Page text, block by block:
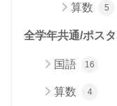
算数 5
全学年共通/ポス
国語 16
算数 4